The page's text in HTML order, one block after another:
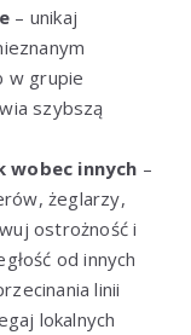
– unikaj
w grupie
szybszą
wobec innych –
żeglarzy,
ostrożność i
od innych
linii
lokalnych